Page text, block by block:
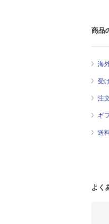
商品
海
受
注
ギ
送
よく